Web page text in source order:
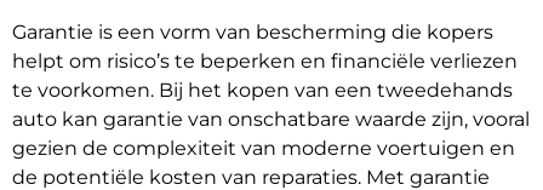
Garantie is een vorm van bescherming die kopers
helpt om risico’s te beperken en financiële verliezen
te voorkomen. Bij het kopen van een tweedehands
auto kan garantie van onschatbare waarde zijn, vooral
gezien de complexiteit van moderne voertuigen en
de potentiële kosten van reparaties. Met garantie